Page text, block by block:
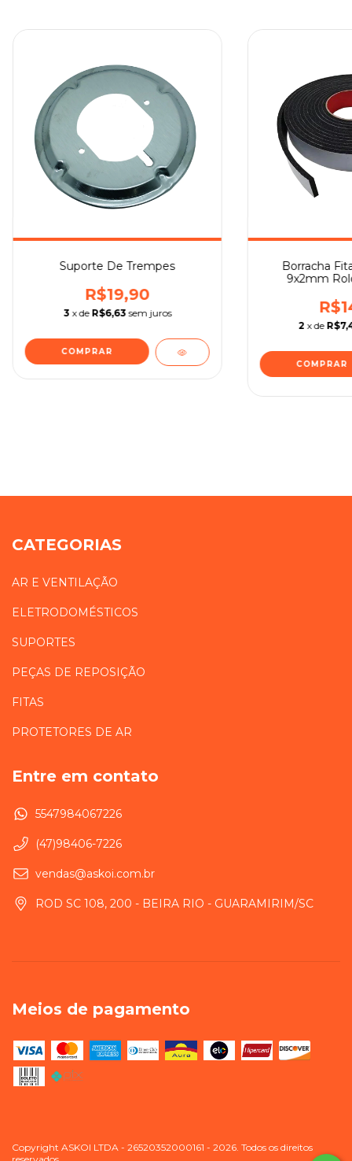
Suporte De Trempes
R$19,90
3 x de R$6,63 sem juros
COMPRAR
Borracha
9x2mm
2 x de
CATEGORIAS
AR E VENTILAÇÃO
ELETRODOMÉSTICOS
SUPORTES
PEÇAS DE REPOSIÇÃO
FITAS
PROTETORES DE AR
Entre em contato
5547984067226
(47)98406-7226
vendas@askoi.com.br
ROD SC 108, 200 - BEIRA RIO - GUARAMIRIM/SC
Meios de pagamento
Copyright ASKOI LTDA - 26520352000161 - 2026. Todos os direitos